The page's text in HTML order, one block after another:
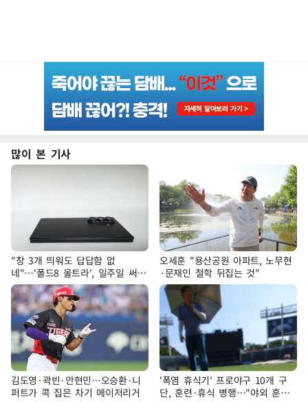
많이 본 기사
"창 3개 띄워도 답답함 없
네"…'폴드8 울트라', 일주일 써보
니
오세훈 "용산공원 아파트, 노무현
·문재인 철학 뒤집는 것"
김도영·곽빈·안현민…오승환·니
퍼트가 콕 집은 차기 메이저리거
'폭염 휴식기' 프로야구 10개 구
단, 훈련·휴식 병행…"야외 훈련